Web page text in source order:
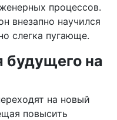
процессов.
внезапно научился
слегка пугающе.
будущего на
на новый
повысить